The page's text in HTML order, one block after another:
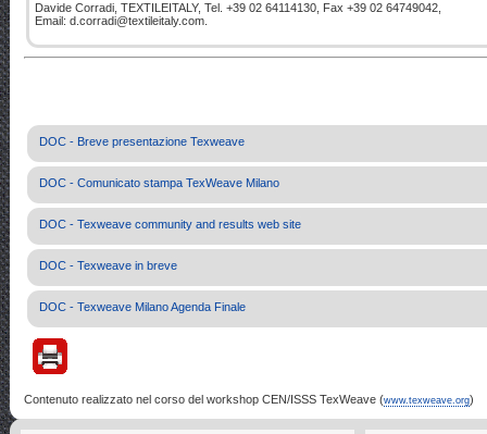
Davide Corradi, TEXTILEITALY, Tel. +39 02 64114130, Fax +39 02 64749042,
Email: d.corradi@textileitaly.com.
DOC - Breve presentazione Texweave
DOC - Comunicato stampa TexWeave Milano
DOC - Texweave community and results web site
DOC - Texweave in breve
DOC - Texweave Milano Agenda Finale
Contenuto realizzato nel corso del workshop CEN/ISSS TexWeave (www.texweave.org)